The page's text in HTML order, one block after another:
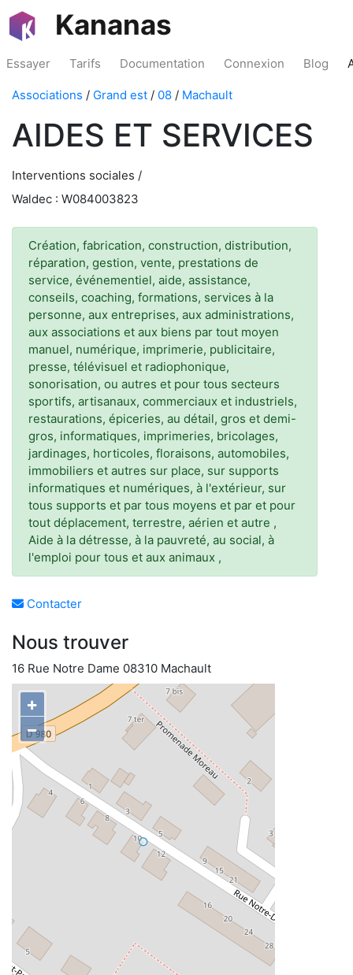
Kananas
Essayer Tarifs Documentation Connexion Blog
Associations / Grand est / 08 / Machault
AIDES ET SERVICES
Interventions sociales /
Waldec : W084003823
Création, fabrication, construction, distribution,
réparation, gestion, vente, prestations de
service, événementiel, aide, assistance,
conseils, coaching, formations, services à la
personne, aux entreprises, aux administrations,
aux associations et aux biens par tout moyen
manuel, numérique, imprimerie, publicitaire,
presse, télévisuel et radiophonique,
sonorisation, ou autres et pour tous secteurs
sportifs, artisanaux, commerciaux et industriels,
restaurations, épiceries, au détail, gros et demi-
gros, informatiques, imprimeries, bricolages,
jardinages, horticoles, floraisons, automobiles,
immobiliers et autres sur place, sur supports
informatiques et numériques, à l'extérieur, sur
tous supports et par tous moyens et par et pour
tout déplacement, terrestre, aérien et autre ,
Aide à la détresse, à la pauvreté, au social, à
l'emploi pour tous et aux animaux ,
Contacter
Nous trouver
16 Rue Notre Dame 08310 Machault
+
−